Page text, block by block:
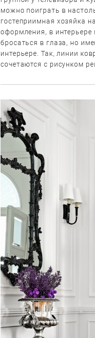
можно поиграть в
гостеприимная хозяйка
оформления, в интерьере
бросаться в глаза, но
интерьере. Так, линии
сочетаются с рисунком